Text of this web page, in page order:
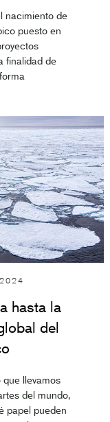
nacimiento de
puesto en
finalidad de
hasta la
del
llevamos
del mundo,
papel pueden